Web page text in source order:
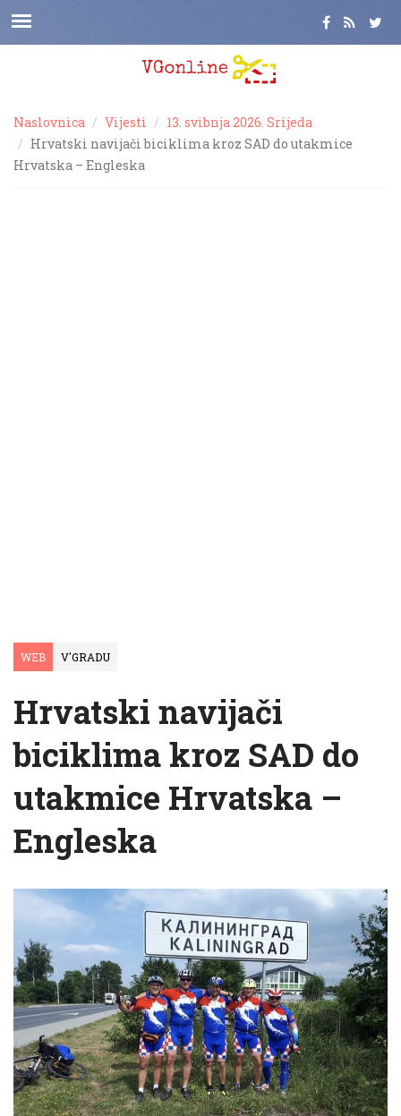
Naslovnica Vijesti
13. svibnja 2026. Srijeda
Hrvatski navijači biciklima kroz SAD do utakmice
Hrvatska – Engleska
WEB V'GRADU
Hrvatski navijači
biciklima kroz SAD do
utakmice Hrvatska –
Engleska